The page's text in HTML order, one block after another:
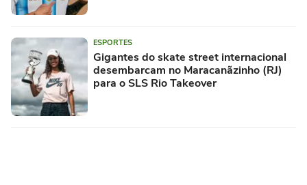
ESPORTES
Gigantes do skate street internacional
desembarcam no Maracanãzinho (RJ)
para o SLS Rio Takeover